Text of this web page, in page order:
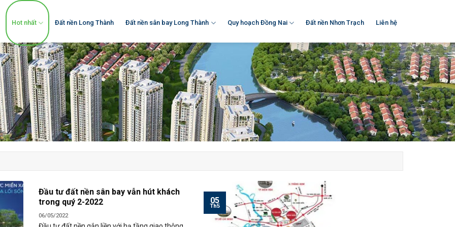
Hot nhất Đất nền Long Thành Đất nền sân bay Long Thành Quy hoạch Đồng Nai Đất nền Nhơn Trạch Liên hệ
Đầu tư đất nền sân bay vẫn hút khách
trong quý 2-2022
06/05/2022
05
Th5